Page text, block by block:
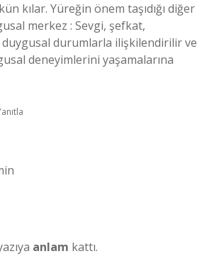
kılar. Yüreğin önem taşıdığı diğer
merkez : Sevgi, şefkat,
durumlarla ilişkilendirilir ve
deneyimlerini yaşamalarına
anlam kattı.